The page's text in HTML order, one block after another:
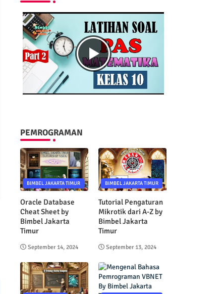
PEMROGRAMAN
BIMBEL JAKARTA TIMUR
Oracle Database
Cheat Sheet by
Bimbel Jakarta
Timur
September 14, 2024
BIMBEL JAKARTA TIMUR
Tutorial Pengaturan
Mikrotik dari A-Z by
Bimbel Jakarta
Timur
September 13, 2024